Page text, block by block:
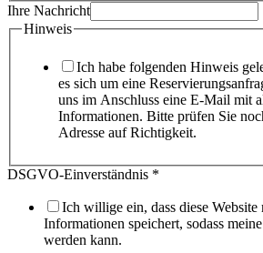
Ihre Nachricht
Hinweis
Ich habe folgenden Hinweis
es sich um eine
uns im Anschluss eine E-Mail mit
Informationen. Bitte prüfen Sie
Adresse auf Richtigkeit.
DSGVO-Einverständnis *
Ich willige ein, dass diese Website
Informationen speichert, sodass
werden kann.